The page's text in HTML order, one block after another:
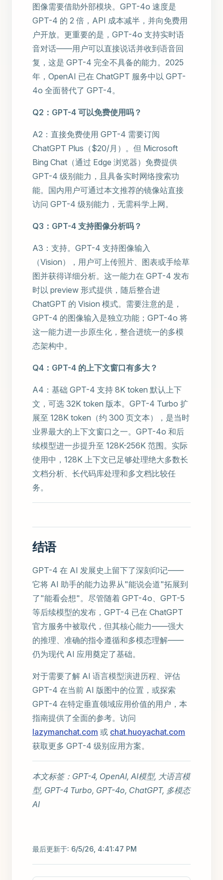
图像需要借助外部模块。GPT-4o 速度是
GPT-4 的 2 倍，API 成本减半，并向免费用
户开放。更重要的是，GPT-4o 支持实时语
音对话——用户可以直接说话并收到语音回
复，这是 GPT-4 完全不具备的能力。2025
年，OpenAI 已在 ChatGPT 服务中以 GPT-
4o 全面替代了 GPT-4。
Q2：GPT-4 可以免费使用吗？
A2：直接免费使用 GPT-4 需要订阅
ChatGPT Plus（$20/月）。但 Microsoft
Bing Chat（通过 Edge 浏览器）免费提供
GPT-4 级别能力，且具备实时网络搜索功
能。国内用户可通过本文推荐的镜像站直接
访问 GPT-4 级别能力，无需科学上网。
Q3：GPT-4 支持图像分析吗？
A3：支持。GPT-4 支持图像输入
（Vision），用户可上传照片、图表或手绘草
图并获得详细分析。这一能力在 GPT-4 发布
时以 preview 形式提供，随后整合进
ChatGPT 的 Vision 模式。需要注意的是，
GPT-4 的图像输入是独立功能；GPT-4o 将
这一能力进一步原生化，整合进统一的多模
态架构中。
Q4：GPT-4 的上下文窗口有多大？
A4：基础 GPT-4 支持 8K token 默认上下
文，可选 32K token 版本。GPT-4 Turbo 扩
展至 128K token（约 300 页文本），是当时
业界最大的上下文窗口之一。GPT-4o 和后
续模型进一步提升至 128K-256K 范围。实际
使用中，128K 上下文已足够处理绝大多数长
文档分析、长代码库处理和多文档比较任
务。
结语
GPT-4 在 AI 发展史上留下了深刻印记——
它将 AI 助手的能力边界从"能说会道"拓展到
了"能看会想"。尽管随着 GPT-4o、GPT-5
等后续模型的发布，GPT-4 已在 ChatGPT
官方服务中被取代，但其核心能力——强大
的推理、准确的指令遵循和多模态理解——
仍为现代 AI 应用奠定了基础。
对于需要了解 AI 语言模型演进历程、评估
GPT-4 在当前 AI 版图中的位置，或探索
GPT-4 在特定垂直领域应用价值的用户，本
指南提供了全面的参考。访问
lazymanchat.com 或 chat.huoyachat.com
获取更多 GPT-4 级别应用方案。
本文标签：GPT-4, OpenAI, AI模型, 大语言模
型, GPT-4 Turbo, GPT-4o, ChatGPT, 多模态
AI
最后更新于: 6/5/26, 4:41:47 PM